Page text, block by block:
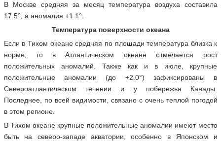
В Москве средняя за месяц температура воздуха составила
17.5°, а аномалия +1.1°.
Температура поверхности океана
Если в Тихом океане средняя по площади температура близка к
норме, то в Атлантическом океане отмечается рост
положительных аномалий. Также как и в июле, крупные
положительные аномалии (до +2.0°) зафиксированы в
Североатлантическом течении и у побережья Канады.
Последнее, по всей видимости, связано с очень теплой погодой
в этом регионе.
В Тихом океане крупные положительные аномалии имеют место
быть на северо-западе акватории, особенно в Японском и